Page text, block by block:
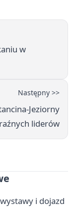
w
Następny >>
Jeziorny
liderów
i dojazd